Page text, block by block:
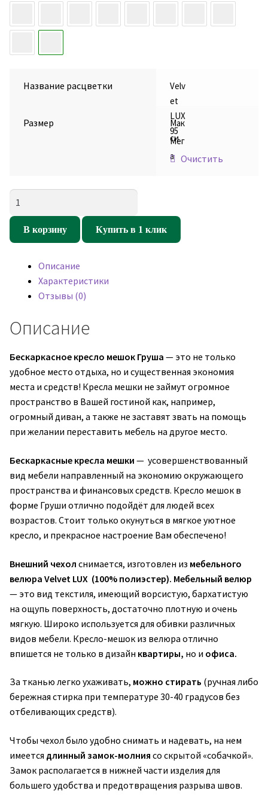
Название расцветки
Velv
et
LUX
95
Размер
Мак
си
Мег
а
Очистить
Кресло
мешок
Velvet
В корзину Купить в 1 клик
Описание
Характеристики
Отзывы (0)
Описание
Бескаркасное кресло мешок Груша — это не только
удобное место отдыха, но и существенная экономия
места и средств! Кресла мешки не займут огромное
пространство в Вашей гостиной как, например,
огромный диван, а также не заставят звать на помощь
при желании переставить мебель на другое место.
Бескаркасные кресла мешки — усовершенствованный
вид мебели направленный на экономию окружающего
пространства и финансовых средств. Кресло мешок в
форме Груши отлично подойдёт для людей всех
возрастов. Стоит только окунуться в мягкое уютное
кресло, и прекрасное настроение Вам обеспечено!
Внешний чехол снимается, изготовлен из мебельного
велюра Velvet LUX (100% полиэстер). Мебельный велюр
— это вид текстиля, имеющий ворсистую, бархатистую
на ощупь поверхность, достаточно плотную и очень
мягкую. Широко используется для обивки различных
видов мебели. Кресло-мешок из велюра отлично
впишется не только в дизайн квартиры, но и офиса.
За тканью легко ухаживать, можно стирать (ручная либо
бережная стирка при температуре 30-40 градусов без
отбеливающих средств).
Чтобы чехол было удобно снимать и надевать, на нем
имеется длинный замок-молния со скрытой «собачкой».
Замок располагается в нижней части изделия для
большего удобства и предотвращения разрыва швов.